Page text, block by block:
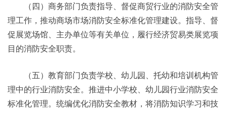
（四）商务部门负责指导、督促商贸行业的消防安全管
理工作，推动商场市场消防安全标准化管理建设。指导、督
促展览场馆、主办单位等有关单位，履行经济贸易类展览项
目的消防安全职责。
（五）教育部门负责学校、幼儿园、托幼和培训机构管
理中的行业消防安全。推进中小学校、幼儿园行业消防安全
标准化管理。统编优化消防安全教材，将消防知识学习和技